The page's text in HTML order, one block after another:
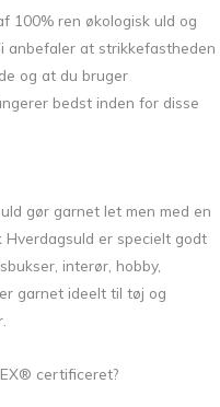
100% ren økologisk uld og
anbefaler at strikkefastheden
og at du bruger
bedst inden for disse
gør garnet let men med en
er specielt godt
interør, hobby,
garnet ideelt til tøj og
certificeret?